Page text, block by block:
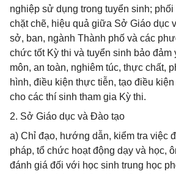
nghiệp sử dụng trong tuyển sinh;
chặt chẽ, hiệu quả giữa Sở Giáo dục
sở, ban, ngành Thành phố và các
chức tốt Kỳ thi và tuyển sinh bảo đảm
môn, an toàn, nghiêm túc, thực chất,
hình, điều kiện thực tiễn, tạo điều
cho các thí sinh tham gia Kỳ thi.
2. Sở Giáo dục và Đào tạo
a) Chỉ đạo, hướng dẫn, kiểm tra việc
pháp, tổ chức hoạt động dạy và học,
đánh giá đối với học sinh trung học